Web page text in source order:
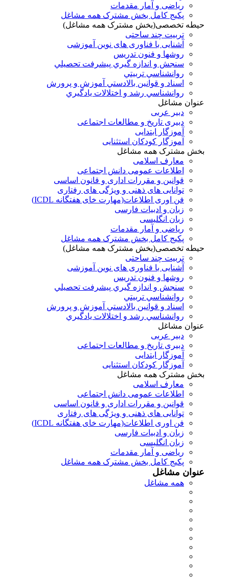
ریاضی و آمار مقدمات
پکیج کامل بخش مشترک همه مشاغل
حیطه تخصصی(بخش مشترک همه مشاغل)
تربیت چند ساحتی
آشنایی با فناوری های نوین آموزشی
روشها و فنون تدريس
سنجش و اندازه گيري پيشرفت تحصيلي
روانشناسي تربيتي
اسناد و قوانين بالادستي آموزش و پرورش
روانشناسي رشد و اختلالات يادگيري
عنوان مشاغل
دبير عربی
دبیری تاریخ و مطالعات اجتماعی
آموزگار ابتدایی
آموزگار کودکان استثنایی
بخش مشترک همه مشاغل
معارف اسلامی
اطلاعات عمومی دانش اجتماعی
قوانین و مقررات اداری و قانون اساسی
توانایی های ذهنی و ویژگی های رفتاری
فن اوری اطلاعات(مهارت خای هفتگانه ICDL)
زبان و ادبیات فارسی
زبان انگلیسی
ریاضی و آمار مقدمات
پکیج کامل بخش مشترک همه مشاغل
حیطه تخصصی(بخش مشترک همه مشاغل)
تربیت چند ساحتی
آشنایی با فناوری های نوین آموزشی
روشها و فنون تدريس
سنجش و اندازه گيري پيشرفت تحصيلي
روانشناسي تربيتي
اسناد و قوانين بالادستي آموزش و پرورش
روانشناسي رشد و اختلالات يادگيري
عنوان مشاغل
دبير عربی
دبیری تاریخ و مطالعات اجتماعی
آموزگار ابتدایی
آموزگار کودکان استثنایی
بخش مشترک همه مشاغل
معارف اسلامی
اطلاعات عمومی دانش اجتماعی
قوانین و مقررات اداری و قانون اساسی
توانایی های ذهنی و ویژگی های رفتاری
فن اوری اطلاعات(مهارت خای هفتگانه ICDL)
زبان و ادبیات فارسی
زبان انگلیسی
ریاضی و آمار مقدمات
پکیج کامل بخش مشترک همه مشاغل
عنوان مشاغل
همه مشاغل